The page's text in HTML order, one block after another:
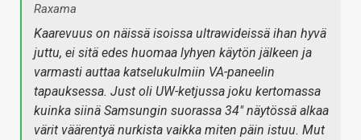
Raxama
Kaarevuus on näissä isoissa ultrawideissä ihan hyvä
juttu, ei sitä edes huomaa lyhyen käytön jälkeen ja
varmasti auttaa katselukulmiin VA-paneelin
tapauksessa. Just oli UW-ketjussa joku kertomassa
kuinka siinä Samsungin suorassa 34" näytössä alkaa
värit väärentyä nurkista vaikka miten päin istuu. Mut